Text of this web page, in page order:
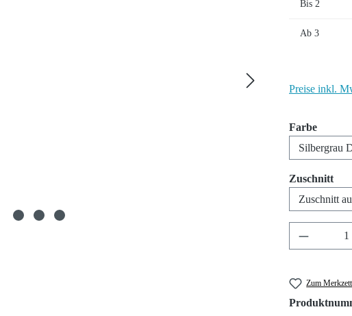
Bis 2
Ab 3
Preise inkl.
Farbe
Zuschnitt
Zum